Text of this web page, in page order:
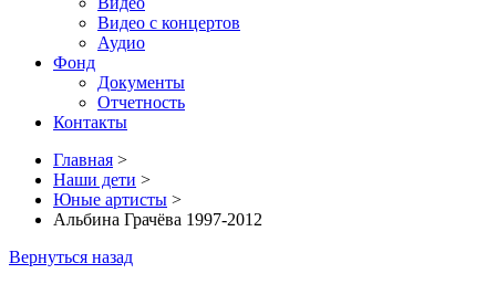
Видео с концертов
Аудио
Фонд
Документы
Отчетность
Контакты
Главная >
Наши дети >
Юные артисты >
Альбина Грачёва 1997-2012
Вернуться назад